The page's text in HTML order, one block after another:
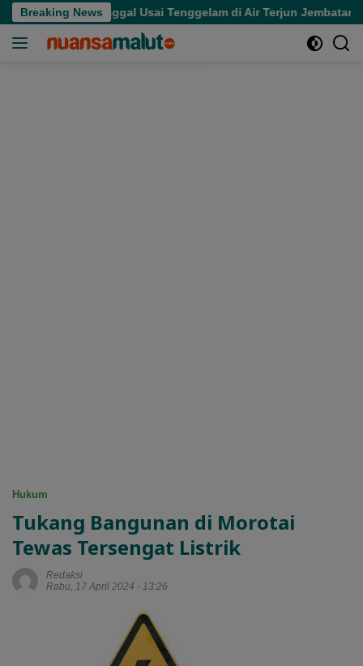
Langsung
ke
Breaking News
Meninggal Usai Tenggelam di Air Terjun Jembatan Alam
Hukum
Tukang Bangunan di Morotai
Tewas Tersengat Listrik
Redaksi
Rabu, 17 April 2024 - 13:26